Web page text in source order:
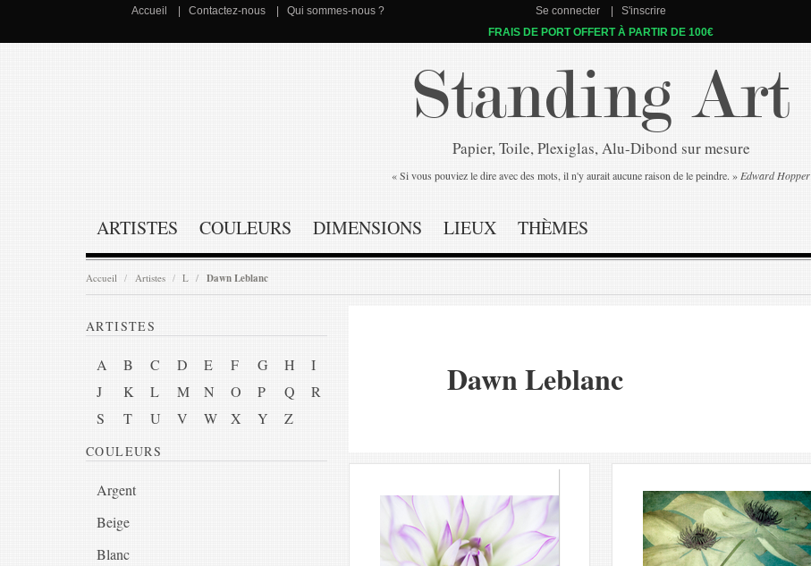
Accueil Contactez-nous Qui sommes-nous ? Se connecter S'inscrire
FRAIS DE PORT OFFERT À PARTIR DE 100€
Standing Art
Papier, Toile, Plexiglas, Alu-Dibond sur mesure
« Si vous pouviez le dire avec des mots, il n'y aurait aucune raison de le peindre. » Edward Hopper
ARTISTES COULEURS DIMENSIONS LIEUX THÈMES
Accueil Artistes L Dawn Leblanc
ARTISTES
A B C D E F G H
I
J
K L M N O P Q
R
S
T U V W X Y Z
COULEURS
Argent
Beige
Blanc
Dawn Leblanc